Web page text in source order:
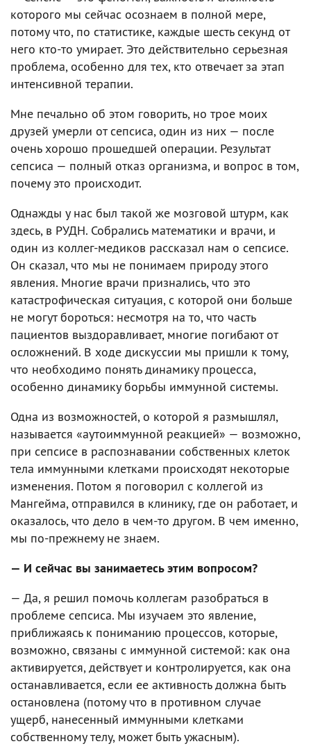
которого мы сейчас осознаем в полной мере,
потому что, по статистике, каждые шесть секунд от
него кто-то умирает. Это действительно серьезная
проблема, особенно для тех, кто отвечает за этап
интенсивной терапии.
Мне печально об этом говорить, но трое моих
друзей умерли от сепсиса, один из них — после
очень хорошо прошедшей операции. Результат
сепсиса — полный отказ организма, и вопрос в том,
почему это происходит.
Однажды у нас был такой же мозговой штурм, как
здесь, в РУДН. Собрались математики и врачи, и
один из коллег-медиков рассказал нам о сепсисе.
Он сказал, что мы не понимаем природу этого
явления. Многие врачи признались, что это
катастрофическая ситуация, с которой они больше
не могут бороться: несмотря на то, что часть
пациентов выздоравливает, многие погибают от
осложнений. В ходе дискуссии мы пришли к тому,
что необходимо понять динамику процесса,
особенно динамику борьбы иммунной системы.
Одна из возможностей, о которой я размышлял,
называется «аутоиммунной реакцией» — возможно,
при сепсисе в распознавании собственных клеток
тела иммунными клетками происходят некоторые
изменения. Потом я поговорил с коллегой из
Мангейма, отправился в клинику, где он работает, и
оказалось, что дело в чем-то другом. В чем именно,
мы по-прежнему не знаем.
— И сейчас вы занимаетесь этим вопросом?
— Да, я решил помочь коллегам разобраться в
проблеме сепсиса. Мы изучаем это явление,
приближаясь к пониманию процессов, которые,
возможно, связаны с иммунной системой: как она
активируется, действует и контролируется, как она
останавливается, если ее активность должна быть
остановлена (потому что в противном случае
ущерб, нанесенный иммунными клетками
собственному телу, может быть ужасным).